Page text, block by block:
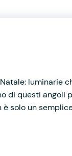
luminarie
di questi
solo un